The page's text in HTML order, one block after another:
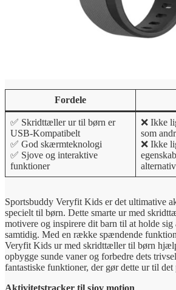
Fordele
✅ Skridttæller ur til børn er
USB-Kompatibelt
✅ God skærmteknologi
✅ Sjove og interaktive
funktioner
❌ Ikke
som
❌ Ikke
Sportsbuddy Veryfit Kids er det ultimative
specielt til børn. Dette smarte ur med
motivere og inspirere dit barn til at holde
samtidig. Med en række spændende
Veryfit Kids ur med skridttæller til børn
opbygge sunde vaner og forbedre dets
fantastiske funktioner, der gør dette ur til